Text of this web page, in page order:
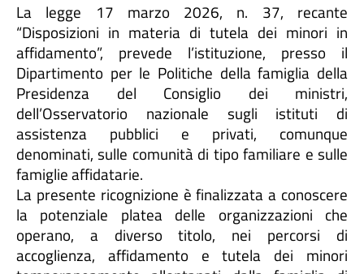
La legge 17 marzo 2026, n. 37, recante
“Disposizioni in materia di tutela dei minori in
affidamento”, prevede l’istituzione, presso il
Dipartimento per le Politiche della famiglia della
Presidenza del Consiglio dei ministri,
dell’Osservatorio nazionale sugli istituti di
assistenza pubblici e privati, comunque
denominati, sulle comunità di tipo familiare e sulle
famiglie affidatarie.
La presente ricognizione è finalizzata a conoscere
la potenziale platea delle organizzazioni che
operano, a diverso titolo, nei percorsi di
accoglienza, affidamento e tutela dei minori